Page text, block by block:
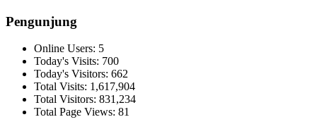
Pengunjung
Online Users: 5
Today's Visits: 700
Today's Visitors: 662
Total Visits: 1,617,904
Total Visitors: 831,234
Total Page Views: 81